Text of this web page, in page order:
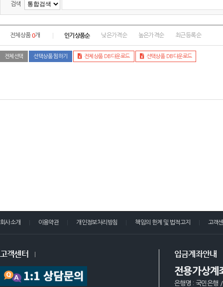
검색
전체상품0개 인기상품순 낮은가격순 높은가격순 최근등록순
전체선택 선택상품 찜하기 전체상품 DB다운로드 선택상품 DB다운로드
회사소개 이용약관 개인정보처리방침 책임의 한계 및 법적고지 고객
고객센터 입금계좌안내
전용가상계
은행명 : 국민은행